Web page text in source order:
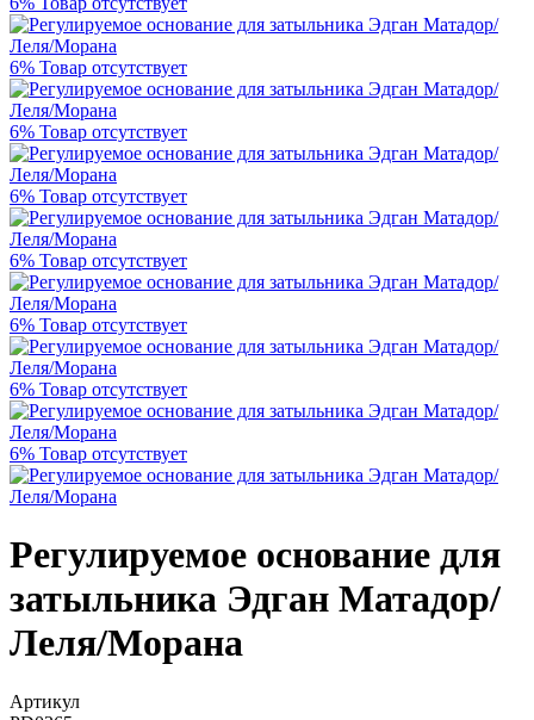
6% Товар отсутствует
6% Товар отсутствует
6% Товар отсутствует
6% Товар отсутствует
6% Товар отсутствует
6% Товар отсутствует
6% Товар отсутствует
Регулируемое основание для
затыльника Эдган Матадор/
Леля/Морана
Артикул